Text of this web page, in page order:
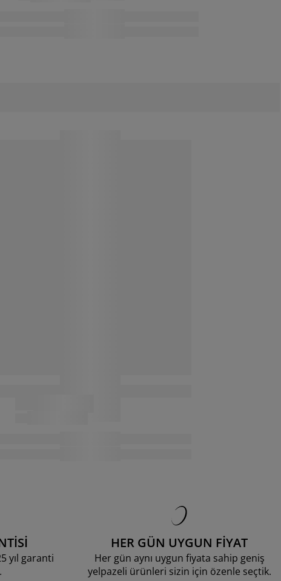
yıl garanti
HER GÜN UYGUN FİYAT
Her gün aynı uygun fiyata sahip geniş
yelpazeli ürünleri sizin için özenle seçtik.